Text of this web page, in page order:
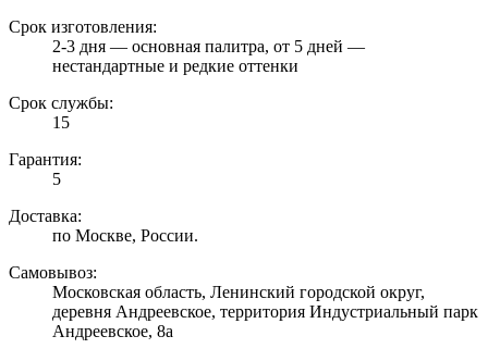
Срок изготовления:
2-3 дня — основная палитра, от 5 дней —
нестандартные и редкие оттенки
Срок службы:
15
Гарантия:
5
Доставка:
по Москве, России.
Самовывоз:
Московская область, Ленинский городской округ,
деревня Андреевское, территория Индустриальный парк
Андреевское, 8а